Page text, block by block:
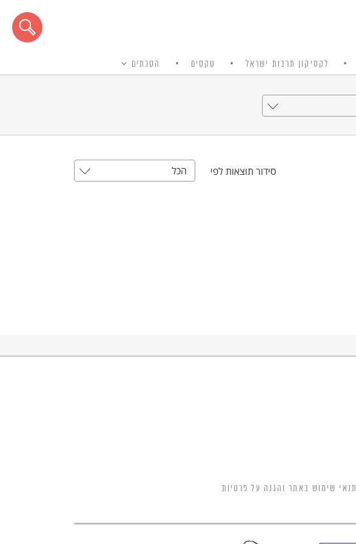
לקסיקון תרבות ישראל טקסים הסכתים
סידור תוצאות לפי הכל
תנאי שימוש באתר והגנה על פרטיות